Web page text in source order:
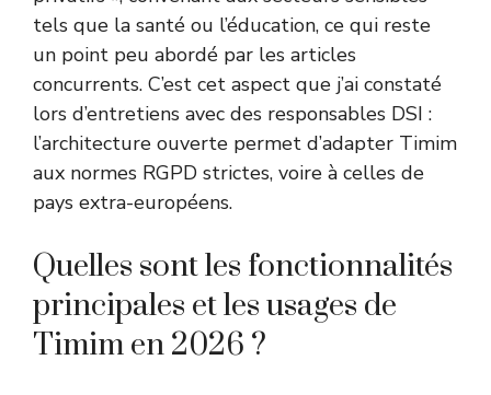
tels que la santé ou l’éducation, ce qui reste
un point peu abordé par les articles
concurrents. C’est cet aspect que j’ai constaté
lors d’entretiens avec des responsables DSI :
l’architecture ouverte permet d’adapter Timim
aux normes RGPD strictes, voire à celles de
pays extra-européens.
Quelles sont les fonctionnalités
principales et les usages de
Timim en 2026 ?